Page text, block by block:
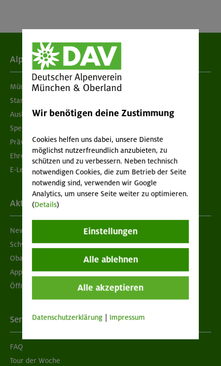
Alpenverein
München & Oberland
Standorte
Ausbildung & Jobs
Spenden
Prävention sexualisierter Gewalt
Ehrenamtsbörse
E-Learning
Aktuelles
Newsletter
Schwarzes Brett
Obacht geben!
App "Mein DAV+"
Öffnungszeiten
Services
FAQ
Tour der Woche
Wir benötigen deine Zustimmung
Cookies helfen uns dabei, unsere Dienste
möglichst nutzerfreundlich anzubieten, zu
schützen und zu verbessern. Neben technisch
notwendigen Cookies, die zum Betrieb der Seite
notwendig sind, verwenden wir Google
Analytics, um unsere Seite weiter zu optimieren.
(Details)
Einstellungen
Alle ablehnen
Alle akzeptieren
Datenschutzerklärung Impressum